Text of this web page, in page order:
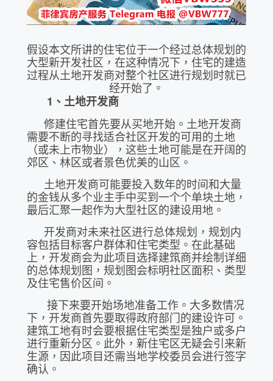
假设本文所讲的住宅位于一个经过总体规划的
大型新开发社区，在这种情况下，住宅的建造
过程从土地开发商对整个社区进行规划时就已
经开始了。
1 、土地开发商
修建住宅首先要从买地开始。土地开发商
需要不断的寻找适合社区开发的可用的土地
（或未上市物业），这些土地可能是在开阔的
郊区、林区或者景色优美的山区。
土地开发商可能要投入数年的时间和大量
的金钱从多个业主手中买到一个个单块土地，
最后汇聚一起作为大型社区的建设用地。
开发商对未来社区进行总体规划，规划内
容包括目标客户群体和住宅类型。在此基础
上，开发商会为此项目选择建筑商并绘制详细
的总体规划图，规划图会标明社区面积、类型
及住宅售价区间。
接下来要开始场地准备工作。大多数情况
下，开发商首先要取得政府部门的建设许可。
建筑工地有时会要根据住宅类型是独户或多户
进行重新分区。此外，新住宅区无疑会引来新
生源，因此项目还需当地学校委员会进行签字
确认。